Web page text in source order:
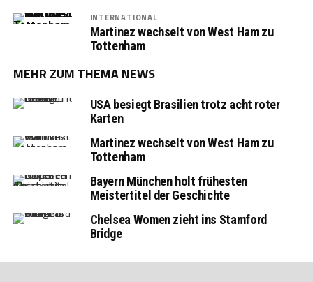
INTERNATIONAL
Martinez wechselt von West Ham zu
Tottenham
MEHR ZUM THEMA NEWS
USA besiegt Brasilien trotz acht roter
Karten
Martinez wechselt von West Ham zu
Tottenham
Bayern München holt frühesten
Meistertitel der Geschichte
Chelsea Women zieht ins Stamford
Bridge